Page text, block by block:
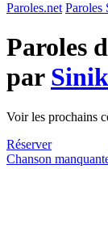
Paroles.net Paroles
Paroles
par Sinik
Voir les prochains
Réserver
Chanson